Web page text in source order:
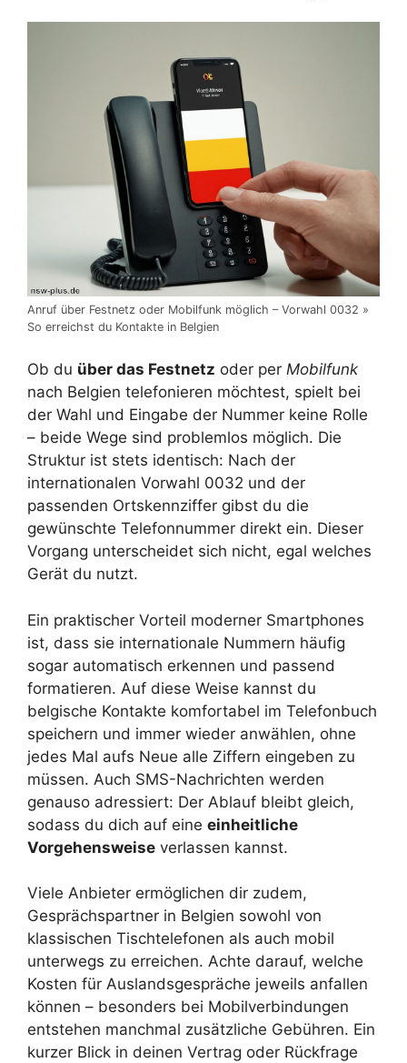
Anruf über Festnetz oder Mobilfunk möglich – Vorwahl 0032 »
So erreichst du Kontakte in Belgien
Ob du über das Festnetz oder per Mobilfunk
nach Belgien telefonieren möchtest, spielt bei
der Wahl und Eingabe der Nummer keine Rolle
– beide Wege sind problemlos möglich. Die
Struktur ist stets identisch: Nach der
internationalen Vorwahl 0032 und der
passenden Ortskennziffer gibst du die
gewünschte Telefonnummer direkt ein. Dieser
Vorgang unterscheidet sich nicht, egal welches
Gerät du nutzt.
Ein praktischer Vorteil moderner Smartphones
ist, dass sie internationale Nummern häufig
sogar automatisch erkennen und passend
formatieren. Auf diese Weise kannst du
belgische Kontakte komfortabel im Telefonbuch
speichern und immer wieder anwählen, ohne
jedes Mal aufs Neue alle Ziffern eingeben zu
müssen. Auch SMS-Nachrichten werden
genauso adressiert: Der Ablauf bleibt gleich,
sodass du dich auf eine einheitliche
Vorgehensweise verlassen kannst.
Viele Anbieter ermöglichen dir zudem,
Gesprächspartner in Belgien sowohl von
klassischen Tischtelefonen als auch mobil
unterwegs zu erreichen. Achte darauf, welche
Kosten für Auslandsgespräche jeweils anfallen
können – besonders bei Mobilverbindungen
entstehen manchmal zusätzliche Gebühren. Ein
kurzer Blick in deinen Vertrag oder Rückfrage